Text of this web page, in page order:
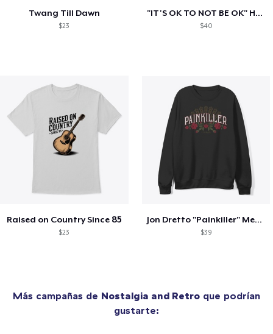
Twang Till Dawn
$23
"IT'S OK TO NOT BE OK" Hoodie (BP LOGO)
$40
Raised on Country Since 85
$23
Jon Dretto "Painkiller" Merch Collection
$39
Más campañas de Nostalgia and Retro que podrían
gustarte: